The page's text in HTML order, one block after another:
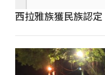
西拉雅族獲民族認